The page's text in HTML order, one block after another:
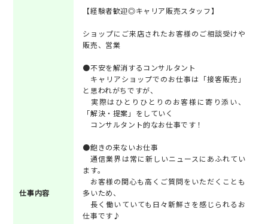
仕事内容
【経験者歓迎◎キャリア販売スタッフ】
ショップにご来店されたお客様のご相談受けや
販売、営業
●不安を解消するコンサルタント
キャリアショップでのお仕事は「接客販売」
と思われがちですが、
実際はひとりひとりのお客様に寄り添い、
「解決・提案」をしていく
コンサルタント的なお仕事です！
●飽きの来ないお仕事
通信業界は常に新しいニュースにあふれてい
ます。
お客様の関心も高くご質問をいただくことも
多いため、
長く働いていても日々新鮮さを感じられるお
仕事です♪